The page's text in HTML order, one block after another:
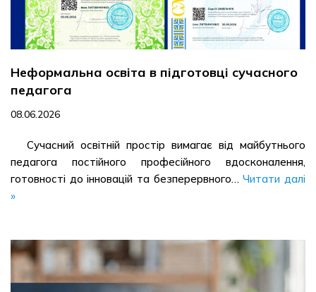
Неформальна освіта в підготовці сучасного
педагога
08.06.2026
Сучасний освітній простір вимагає від майбутнього
педагога постійного професійного вдосконалення,
готовності до інновацій та безперервного…Читати далі
»